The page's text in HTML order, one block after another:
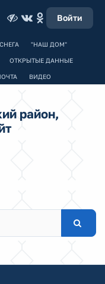
Войти
"НАШ ДОМ"
ОТКРЫТЫЕ ДАННЫЕ
ВИДЕО
район,